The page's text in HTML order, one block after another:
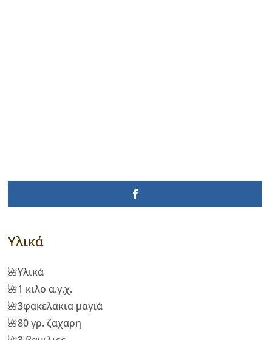
Υλικά
🌺Υλικά
🌺1 κιλο α.γ.χ.
🌺3φακελακια μαγιά
🌺80 γρ. ζαχαρη